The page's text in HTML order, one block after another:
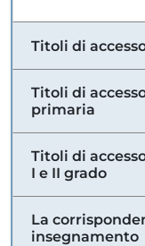
Titoli di
Titoli di
primaria
Titoli di
I e II grado
La
insegnamento